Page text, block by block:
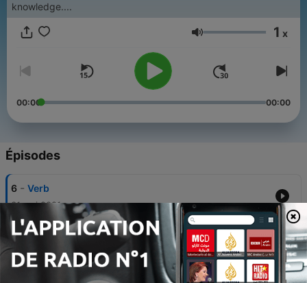
knowledge....
Volume 1 x
00:00 00:00
Épisodes
6 - Verb
31 mai 2021
5 - गौतम बुध्द
अरब व तुर्क का आक्रमण ।